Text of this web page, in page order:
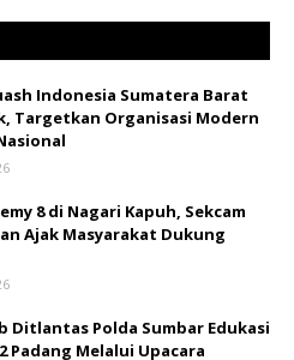
Indonesia Sumatera Barat
Targetkan Organisasi Modern
8 di Nagari Kapuh, Sekcam
Ajak Masyarakat Dukung
Ditlantas Polda Sumbar Edukasi
Padang Melalui Upacara